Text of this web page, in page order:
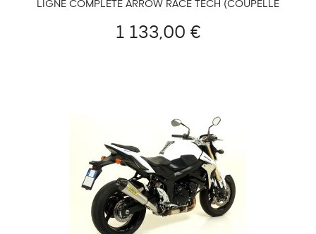
LIGNE COMPLÈTE ARROW RACE TECH (COUPELLE
1 133,00 €